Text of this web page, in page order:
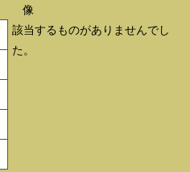
該当するものがありませんでし
た。